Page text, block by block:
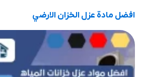
افضل مادة عزل الخزان الارضي